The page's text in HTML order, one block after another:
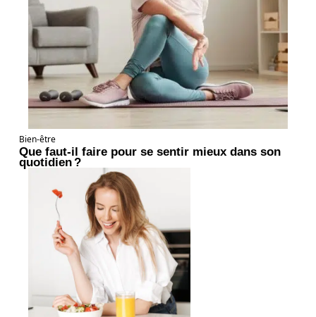
Bien-être
Que faut-il faire pour se sentir mieux dans son
quotidien ?